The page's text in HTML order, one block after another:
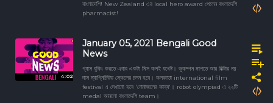
বাংলাদেশি! New Zealand এর local hero award পেলেন বাংলাদেশি
pharmacist!
4:02
January 05, 2021 Bengali Good
News
গ্যাস বুকিং করতে এবার একটা মিস কলই যথেষ্ট। ভূকম্পন মাপতে আর রিক্টার নয়
দাস ম্যাগ্নিচিউড স্কেলের চলন হবে। কলকাতা international film
festival এ দেখানো হবে 'নোনাজলের কাব্য'। robot olympiad এ ২২টি
medal আনলো বাংলাদেশি team।